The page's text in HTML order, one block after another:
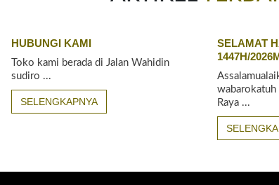
HUBUNGI KAMI
Toko kami berada di Jalan Wahidin
sudiro ...
SELENGKAPNYA
SELAMAT
1447H/2026M
wabarokatuh
Raya ...